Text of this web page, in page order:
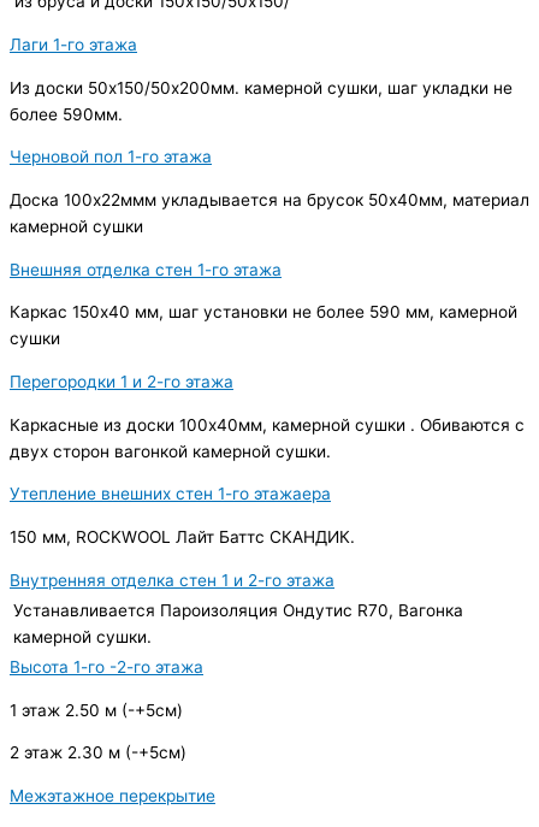
Лаги 1-го этажа
Из доски 50х150/50х200мм. камерной сушки, шаг укладки не
более 590мм.
Черновой пол 1-го этажа
Доска 100х22ммм укладывается на брусок 50х40мм, материал
камерной сушки
Внешняя отделка стен 1-го этажа
Каркас 150х40 мм, шаг установки не более 590 мм, камерной
сушки
Перегородки 1 и 2-го этажа
Каркасные из доски 100х40мм, камерной сушки . Обиваются с
двух сторон вагонкой камерной сушки.
Утепление внешних стен 1-го этажаера
150 мм, ROCKWOOL Лайт Баттс СКАНДИК.
Внутренняя отделка стен 1 и 2-го этажа
Устанавливается Пароизоляция Ондутис R70, Вагонка
камерной сушки.
Высота 1-го -2-го этажа
1 этаж 2.50 м (-+5см)
2 этаж 2.30 м (-+5см)
Межэтажное перекрытие